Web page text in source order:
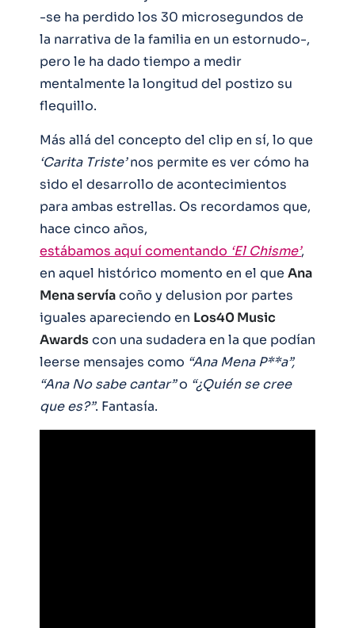
-se ha perdido los 30 microsegundos de
la narrativa de la familia en un estornudo-,
pero le ha dado tiempo a medir
mentalmente la longitud del postizo su
flequillo.
Más allá del concepto del clip en sí, lo que
‘Carita Triste’nos permite es ver cómo ha
sido el desarrollo de acontecimientos
para ambas estrellas. Os recordamos que,
hace cinco años,
estábamos aquí comentando ‘El Chisme’,
en aquel histórico momento en el que Ana
Mena servíacoño y delusion por partes
iguales apareciendo en Los40 Music
Awardscon una sudadera en la que podían
leerse mensajes como “Ana Mena P**a”,
“Ana No sabe cantar”o “¿Quién se cree
que es?”. Fantasía.